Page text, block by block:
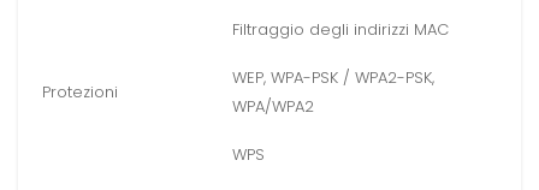
Protezioni
Filtraggio degli indirizzi MAC
WEP, WPA-PSK / WPA2-PSK,
WPA/WPA2
WPS